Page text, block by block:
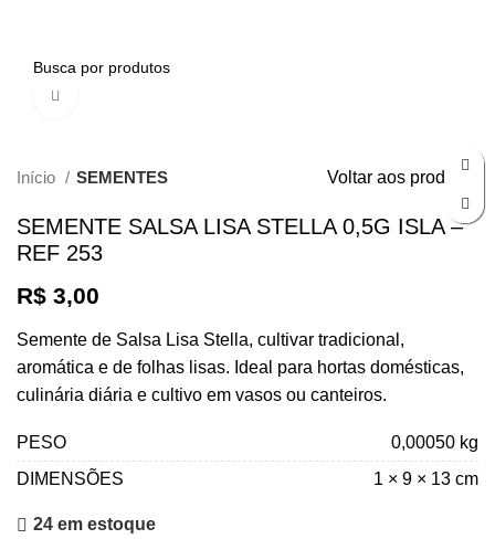
Início SEMENTES Voltar aos produtos
SEMENTE SALSA LISA STELLA 0,5G ISLA –
REF 253
R$ 3,00
Semente de Salsa Lisa Stella, cultivar tradicional,
aromática e de folhas lisas. Ideal para hortas domésticas,
culinária diária e cultivo em vasos ou canteiros.
PESO
0,00050 kg
DIMENSÕES
1 × 9 × 13 cm
24 em estoque